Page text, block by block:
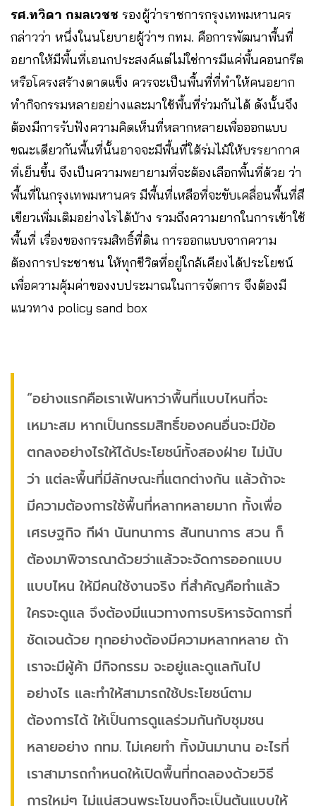
รศ.ทวิดา กมลเวชช รองผู้ว่าราชการกรุงเทพมหานคร
กล่าวว่า หนึ่งในนโยบายผู้ว่าฯ กทม.​ คือการพัฒนาพื้นที่
อยากให้มีพื้นที่เอนกประสงค์แต่ไม่ใช่การมีแค่พื้นคอนกรีต
หรือโครงสร้างดาดแข็ง ควรจะเป็นพื้นที่ที่ทำให้คนอยาก
ทำกิจกรรมหลายอย่างและมาใช้พื้นที่ร่วมกันได้ ดังนั้นจึง
ต้องมีการรับฟังความคิดเห็นที่หลากหลายเพื่อออกแบบ
ขณะเดียวกันพื้นที่นั้นอาจจะมีพื้นที่ใต้ร่มไม้ให้บรรยากาศ
ที่เย็นขึ้น จึงเป็นความพยายามที่จะต้องเลือกพื้นที่ด้วย ว่า
พื้นที่ในกรุงเทพมหานคร มีพื้นที่เหลือที่จะขับเคลื่อนพื้นที่สี
เขียวเพิ่มเติมอย่างไรได้บ้าง รวมถึงความยากในการเข้าใช้
พื้นที่ เรื่องของกรรมสิทธิ์ที่ดิน การออกแบบจากความ
ต้องการประชาชน ให้ทุกชีวิตที่อยู่ใกล้เคียงได้ประโยชน์
เพื่อความคุ้มค่าของงบประมาณในการจัดการ จึงต้องมี
แนวทาง policy sand box
“อย่างแรกคือเราเฟ้นหาว่าพื้นที่แบบไหนที่จะ
เหมาะสม หากเป็นกรรมสิทธิ์ของคนอื่นจะมีข้อ
ตกลงอย่างไรให้ได้ประโยชน์ทั้งสองฝ่าย ไม่นับ
ว่า แต่ละพื้นที่มีลักษณะที่แตกต่างกัน แล้วถ้าจะ
มีความต้องการใช้พื้นที่หลากหลายมาก ทั้งเพื่อ
เศรษฐกิจ กีฬา นันทนาการ สันทนาการ สวน ก็
ต้องมาพิจารณาด้วยว่าแล้วจะจัดการออกแบบ
แบบไหน ให้มีคนใช้งานจริง ที่สำคัญคือทำแล้ว
ใครจะดูแล จึงต้องมีแนวทางการบริหารจัดการที่
ชัดเจนด้วย ทุกอย่างต้องมีความหลากหลาย ถ้า
เราจะมีผู้ค้า มีกิจกรรม จะอยู่และดูแลกันไป
อย่างไร และทำให้สามารถใช้ประโยชน์ตาม
ต้องการได้ ให้เป็นการดูแลร่วมกันกับชุมชน
หลายอย่าง กทม. ไม่เคยทำ ทิ้งมันมานาน อะไรที่
เราสามารถกำหนดให้เปิดพื้นที่ทดลองด้วยวิธี
การใหม่ๆ ไม่แน่สวนพระโขนงก็จะเป็นต้นแบบให้